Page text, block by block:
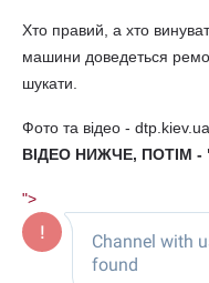
Хто правий, а хто
машини доведеться
шукати.
Фото та відео -
ВІДЕО НИЖЧЕ, ПОТІМ
">